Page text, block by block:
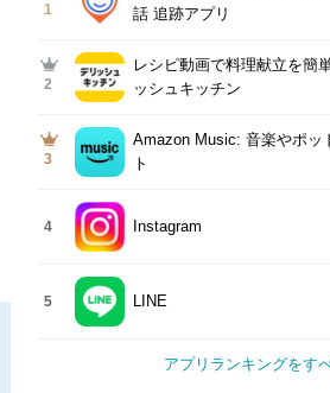
1
話 追跡アプリ
2
レシピ動画で料理献立を簡
ッシュキッチン
3
Amazon Music: 音楽やポッ
ト
4 Instagram
5 LINE
アプリランキングをす